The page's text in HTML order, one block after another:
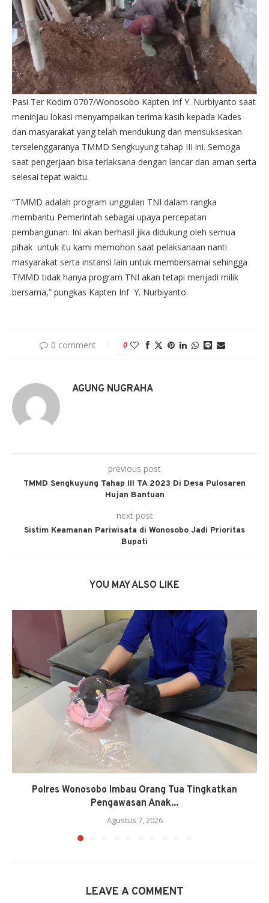
Pasi Ter Kodim 0707/Wonosobo Kapten Inf Y. Nurbiyanto saat
meninjau lokasi menyampaikan terima kasih kepada Kades
dan masyarakat yang telah mendukung dan mensukseskan
terselenggaranya TMMD Sengkuyung tahap III ini. Semoga
saat pengerjaan bisa terlaksana dengan lancar dan aman serta
selesai tepat waktu.
“TMMD adalah program unggulan TNI dalam rangka
membantu Pemerintah sebagai upaya percepatan
pembangunan. Ini akan berhasil jika didukung oleh semua
pihak untuk itu kami memohon saat pelaksanaan nanti
masyarakat serta instansi lain untuk membersamai sehingga
TMMD tidak hanya program TNI akan tetapi menjadi milik
bersama,” pungkas Kapten Inf Y. Nurbiyanto.
0 comment 0
AGUNG NUGRAHA
previous post
TMMD Sengkuyung Tahap III TA 2023 Di Desa Pulosaren
Hujan Bantuan
next post
Sistim Keamanan Pariwisata di Wonosobo Jadi Prioritas
Bupati
YOU MAY ALSO LIKE
Polres Wonosobo Imbau Orang Tua Tingkatkan
Pengawasan Anak...
Agustus 7, 2026
LEAVE A COMMENT